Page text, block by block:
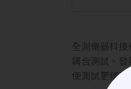
全測儀器科
耦合測試、
使測試更精確